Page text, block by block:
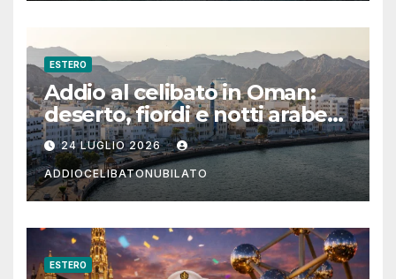
ESTERO
Addio al celibato in Oman:
deserto, fiordi e notti arabe
tra Muscat e Musandam
24 LUGLIO 2026
ADDIOCELIBATONUBILATO
ESTERO